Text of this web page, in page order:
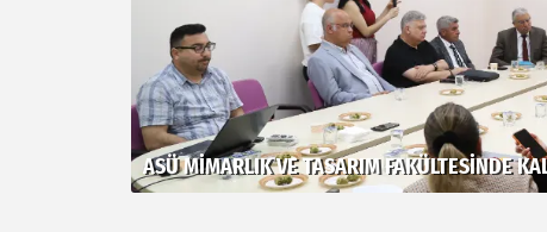
ASÜ MIMARLIK VE TASARIM FAKÜLTESINDE